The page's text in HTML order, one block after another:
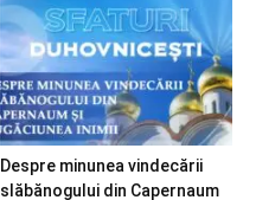
Despre minunea vindecării
slăbănogului din Capernaum